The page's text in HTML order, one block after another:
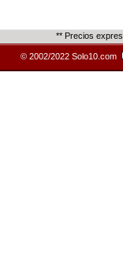
** Precios
© 2002/2022 Solo10.com